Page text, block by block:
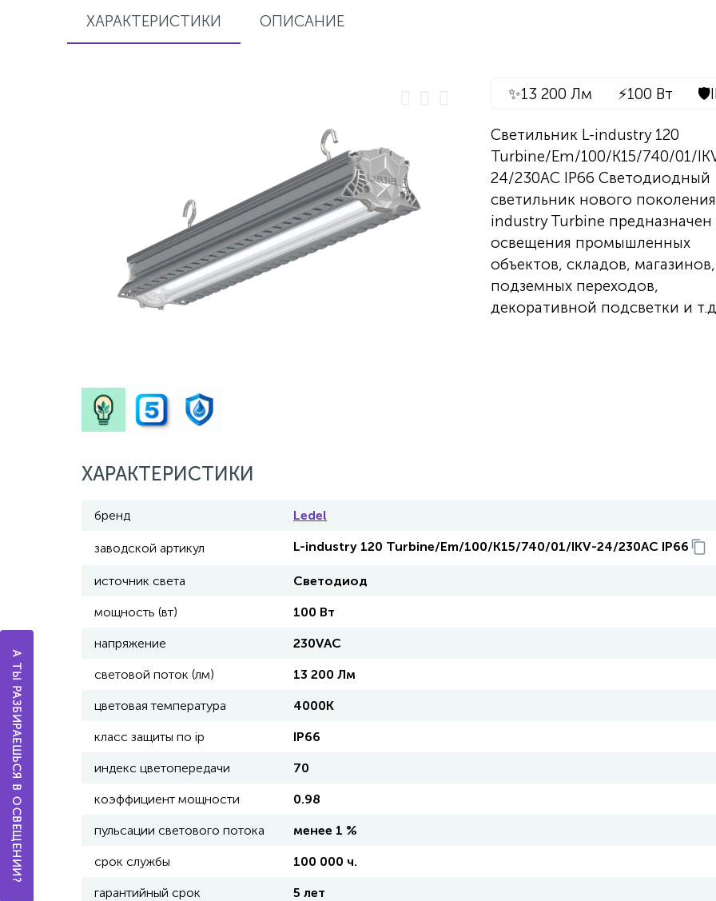
ХАРАКТЕРИСТИКИ ОПИСАНИЕ
✨13 200 Лм ⚡100 Вт 🛡️
Светильник L-industry 120
Turbine/Em/100/К15/740/01/
24/230AC IP66 Светодиодный
светильник нового
industry Turbine предназначен
освещения промышленных
объектов, складов, магазинов,
подземных переходов,
декоративной подсветки и
ХАРАКТЕРИСТИКИ
бренд Ledel
заводской артикул L-industry 120 Turbine/Em/100/К15/740/01/IKV-24/230AC IP66
источник света Светодиод
мощность (вт) 100 Вт
напряжение 230VAC
световой поток (лм) 13 200 Лм
цветовая температура 4000К
класс защиты по ip IP66
индекс цветопередачи 70
коэффициент мощности 0.98
пульсации светового потока менее 1 %
срок службы 100 000 ч.
гарантийный срок 5 лет
А ТЫ РАЗБИРАЕШЬСЯ В ОСВЕЩЕНИИ?